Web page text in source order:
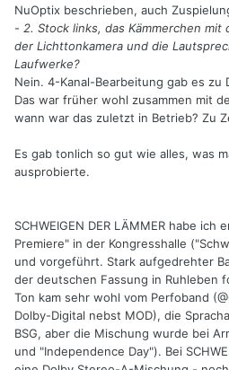
NuOptix beschrieben, auch
- 2. Stock links, das Kämmerchen
der Lichttonkamera und die
Laufwerke?
Nein. 4-Kanal-Bearbeitung gab es zu
Das war früher wohl zusammen mit
wann war das zuletzt in Betrieb? Zu
Es gab tonlich so gut wie alles, was
ausprobierte.
SCHWEIGEN DER LÄMMER habe ich
Premiere" in der Kongresshalle
und vorgeführt. Stark aufgedrehter
der deutschen Fassung in Ruhleben
Ton kam sehr wohl vom Perfoband
Dolby-Digital nebst MOD), die
BSG, aber die Mischung wurde bei
und "Independence Day"). Bei